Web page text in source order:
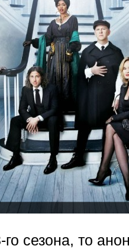
сезона, то